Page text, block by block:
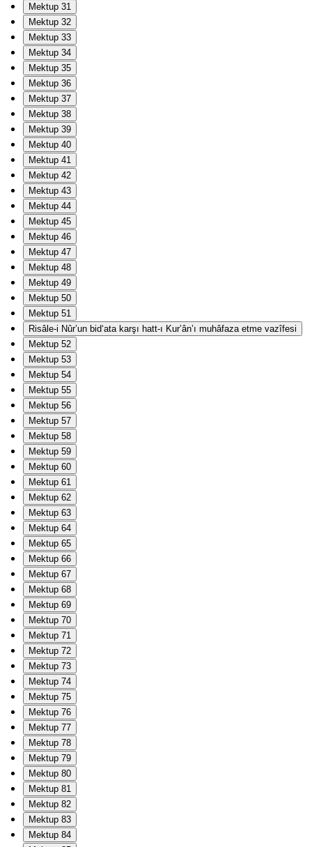
Mektup 31
Mektup 32
Mektup 33
Mektup 34
Mektup 35
Mektup 36
Mektup 37
Mektup 38
Mektup 39
Mektup 40
Mektup 41
Mektup 42
Mektup 43
Mektup 44
Mektup 45
Mektup 46
Mektup 47
Mektup 48
Mektup 49
Mektup 50
Mektup 51
Risâle-i Nûr’un bid‘ata karşı hatt-ı Kur’ân’ı muhâfaza etme vazîfesi
Mektup 52
Mektup 53
Mektup 54
Mektup 55
Mektup 56
Mektup 57
Mektup 58
Mektup 59
Mektup 60
Mektup 61
Mektup 62
Mektup 63
Mektup 64
Mektup 65
Mektup 66
Mektup 67
Mektup 68
Mektup 69
Mektup 70
Mektup 71
Mektup 72
Mektup 73
Mektup 74
Mektup 75
Mektup 76
Mektup 77
Mektup 78
Mektup 79
Mektup 80
Mektup 81
Mektup 82
Mektup 83
Mektup 84